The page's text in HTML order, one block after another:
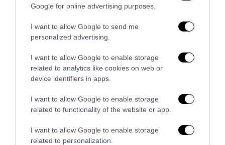
Google for online advertising purposes.
I want to allow Google to send me
personalized advertising.
I want to allow Google to enable storage
related to analytics like cookies on web or
device identifiers in apps.
I want to allow Google to enable storage
related to functionality of the website or app.
I want to allow Google to enable storage
related to personalization.
Spagna tornata alle origini
14 Luglio 2026